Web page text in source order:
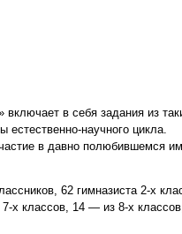
включает в себя задания из
научного цикла.
в давно полюбившемся
62 гимназиста 2-х
х классов, 14 — из 8-х